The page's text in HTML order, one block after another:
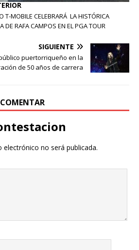
T-MOBILE CELEBRARÁ LA HISTÓRICA
DE RAFA CAMPOS EN EL PGA TOUR
SIGUIENTE
puertorriqueño en la
de 50 años de carrera
COMENTAR
electrónico no será publicada.